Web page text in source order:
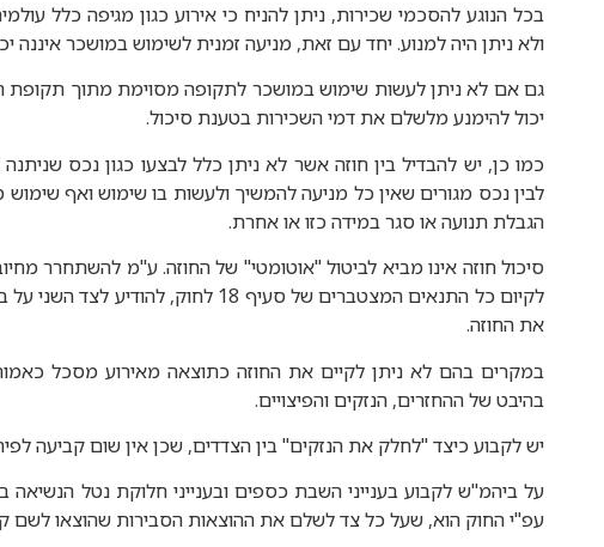
בכל הנוגע להסכמי שכירות, ניתן להניח כי אירוע כגון מגיפה כלל
ולא ניתן היה למנוע. יחד עם זאת, מניעה זמנית לשימוש במושכר איננה
גם אם לא ניתן לעשות שימוש במושכר לתקופה מסוימת מתוך תקופת
יכול להימנע מלשלם את דמי השכירות בטענת סיכול.
כמו כן, יש להבדיל בין חוזה אשר לא ניתן כלל לבצעו כגון נכס שניתנה
לבין נכס מגורים שאין כל מניעה להמשיך ולעשות בו שימוש ואף
הגבלת תנועה או סגר במידה כזו או אחרת.
סיכול חוזה אינו מביא לביטול "אוטומטי" של החוזה. ע"מ להשתחרר
לקיום כל התנאים המצטברים של סעיף 18
את החוזה.
במקרים בהם לא ניתן לקיים את החוזה כתוצאה מאירוע מסכל
בהיבט של ההחזרים, הנזקים והפיצויים.
יש לקבוע כיצד "לחלק את הנזקים" בין הצדדים, שכן אין שום קביעה
על ביהמ"ש לקבוע בענייני השבת כספים ובענייני חלוקת נטל
עפ"י החוק הוא, שעל כל צד לשלם את ההוצאות הסבירות שהוצאו לשם